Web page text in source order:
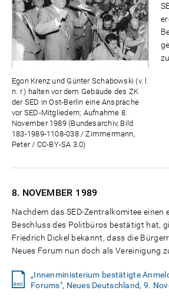
Egon Krenz und Günter Schabowski (v. l.
n. r.) halten vor dem Gebäude des ZK
der SED in Ost-Berlin eine Ansprache
vor SED-Mitgliedern; Aufnahme 8.
November 1989 (Bundesarchiv, Bild
183-1989-1108-038 / Zimmermann,
Peter / CC-BY-SA 3.0)
8. NOVEMBER 1989
Nachdem das SED-Zentralkomitee einen
Beschluss des Politbüros bestätigt hat,
Friedrich Dickel bekannt, dass die
Neues Forum nun doch als Vereinigung
„Innenministerium bestätigte
Forums", Neues Deutschland, 9.